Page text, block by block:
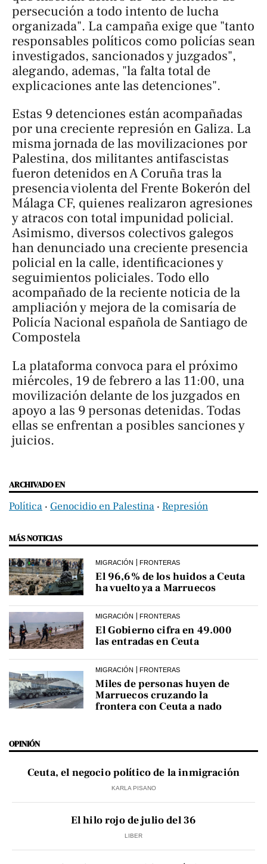
persecución a todo intento de lucha
organizada". La campaña exige que "tanto
responsables políticos como policías sean
investigados, sancionados y juzgados",
alegando, ademas, "la falta total de
explicaciones ante las detenciones".
Estas 9 detenciones están acompañadas
por una creciente represión en Galiza. La
misma jornada de las movilizaciones por
Palestina, dos militantes antifascistas
fueron detenidos en A Coruña tras la
presencia violenta del Frente Bokerón del
Málaga CF, quienes realizaron agresiones
y atracos con total impunidad policial.
Asimismo, diversos colectivos galegos
han denunciado una creciente presencia
policial en la calle, identificaciones y
seguimientos policiales. Todo ello
acompañado de la reciente noticia de la
ampliación y mejora de la comisaría de
Policía Nacional española de Santiago de
Compostela
La plataforma convoca para el próximo
miércoles, 19 de febrero a las 11:00, una
movilización delante de los juzgados en
apoyo a las 9 personas detenidas. Todas
ellas se enfrentan a posibles sanciones y
juicios.
ARCHIVADO EN
Política ‧ Genocidio en Palestina ‧ Represión
MÁS NOTICIAS
MIGRACIÓN FRONTERAS
El 96,6% de los huidos a Ceuta
ha vuelto ya a Marruecos
MIGRACIÓN FRONTERAS
El Gobierno cifra en 49.000
las entradas en Ceuta
MIGRACIÓN FRONTERAS
Miles de personas huyen de
Marruecos cruzando la
frontera con Ceuta a nado
OPINIÓN
Ceuta, el negocio político de la inmigración
KARLA PISANO
El hilo rojo de julio del 36
LIBER